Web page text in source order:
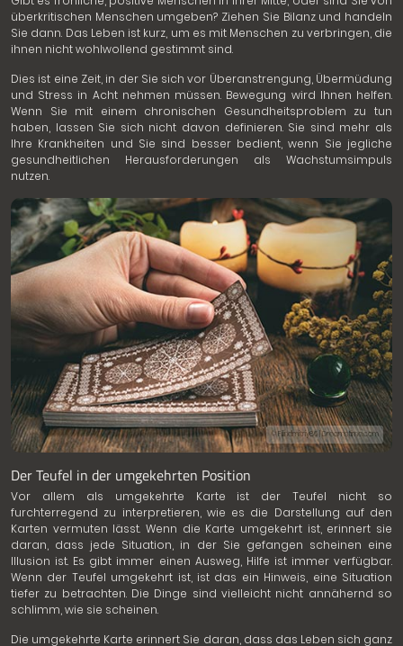
überkritischen Menschen umgeben? Ziehen Sie Bilanz und handeln
Sie dann. Das Leben ist kurz, um es mit Menschen zu verbringen, die
ihnen nicht wohlwollend gestimmt sind.
Dies ist eine Zeit, in der Sie sich vor Überanstrengung, Übermüdung
und Stress in Acht nehmen müssen. Bewegung wird Ihnen helfen.
Wenn Sie mit einem chronischen Gesundheitsproblem zu tun
haben, lassen Sie sich nicht davon definieren. Sie sind mehr als
Ihre Krankheiten und Sie sind besser bedient, wenn Sie jegliche
gesundheitlichen Herausforderungen als Wachstumsimpuls
nutzen.
© Filindmitriy86 | Dreamstime.com
Der Teufel in der umgekehrten Position
Vor allem als umgekehrte Karte ist der Teufel nicht so
furchterregend zu interpretieren, wie es die Darstellung auf den
Karten vermuten lässt. Wenn die Karte umgekehrt ist, erinnert sie
daran, dass jede Situation, in der Sie gefangen scheinen eine
Illusion ist. Es gibt immer einen Ausweg, Hilfe ist immer verfügbar.
Wenn der Teufel umgekehrt ist, ist das ein Hinweis, eine Situation
tiefer zu betrachten. Die Dinge sind vielleicht nicht annähernd so
schlimm, wie sie scheinen.
Die umgekehrte Karte erinnert Sie daran, dass das Leben sich ganz